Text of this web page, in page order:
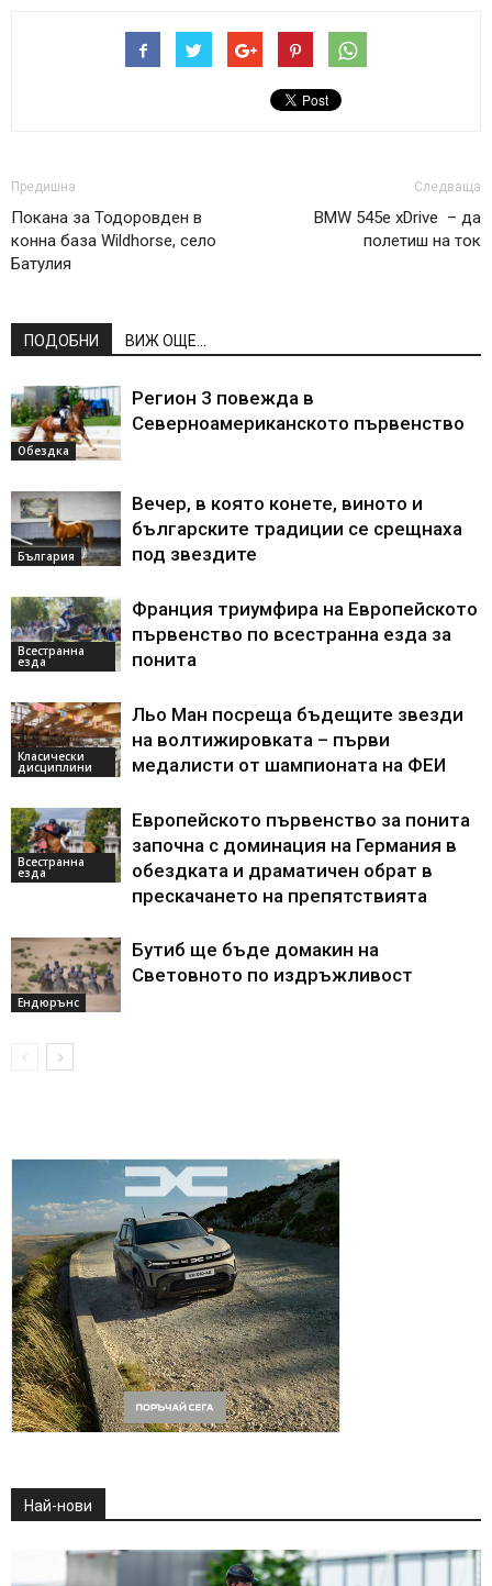
Предишна
Покана за Тодоровден в
конна база Wildhorse, село
Батулия
Следваща
BMW 545e xDrive – да
полетиш на ток
ПОДОБНИ ВИЖ ОЩЕ...
Обездка
Регион 3 повежда в
Северноамериканското първенство
България
Вечер, в която конете, виното и
българските традиции се срещнаха
под звездите
Всестранна
езда
Франция триумфира на Европейското
първенство по всестранна езда за
понита
Класически
дисциплини
Льо Ман посреща бъдещите звезди
на волтижировката – първи
медалисти от шампионата на ФЕИ
Всестранна
езда
Европейското първенство за понита
започна с доминация на Германия в
обездката и драматичен обрат в
прескачането на препятствията
Ендюрънс
Бутиб ще бъде домакин на
Световното по издръжливост
Най-нови